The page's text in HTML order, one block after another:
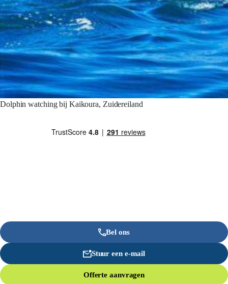
Dolphin watching bij Kaikoura, Zuidereiland
Bel ons
Stuur een e-mail
Offerte aanvragen